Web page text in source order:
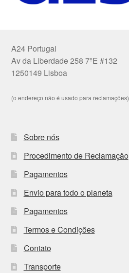
A24 Portugal
Av da Liberdade 258 7ºE #132
1250149 Lisboa
(o endereço não é usado para reclamações)
Sobre nós
Procedimento de Reclamação
Pagamentos
Envio para todo o planeta
Pagamentos
Termos e Condições
Contato
Transporte